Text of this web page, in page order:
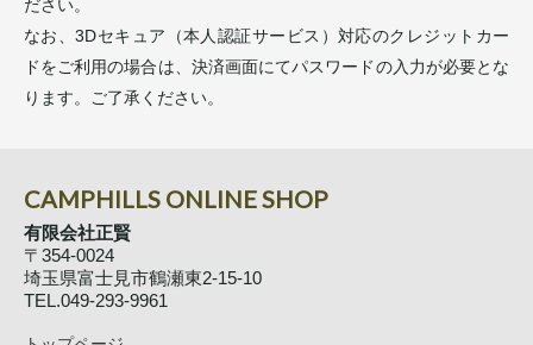
ださい。
なお、3Dセキュア（本人認証サービス）対応のクレジットカー
ドをご利用の場合は、決済画面にてパスワードの入力が必要とな
ります。ご了承ください。
CAMPHILLS ONLINE SHOP
有限会社正賢
〒354-0024
埼玉県富士見市鶴瀬東2-15-10
TEL.049-293-9961